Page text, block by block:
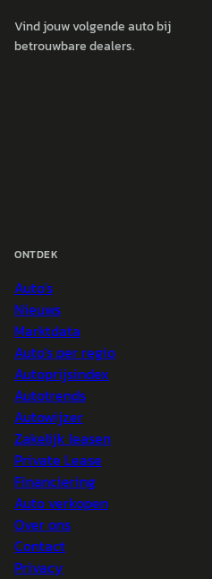
Vind jouw volgende auto bij
betrouwbare dealers.
ONTDEK
Auto's
Nieuws
Marktdata
Auto's per regio
Autoprijsindex
Autotrends
Autowijzer
Zakelijk leasen
Private Lease
Financiering
Auto verkopen
Over ons
Contact
Privacy